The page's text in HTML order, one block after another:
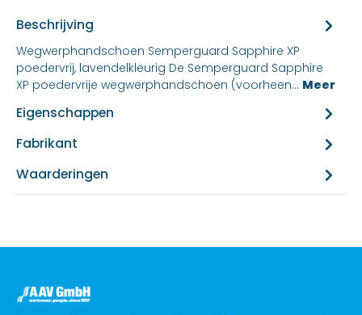
Beschrijving
Wegwerphandschoen Semperguard Sapphire XP
poedervrij, lavendelkleurig De Semperguard Sapphire
XP poedervrije wegwerphandschoen (voorheen… Meer
Eigenschappen
Fabrikant
Waarderingen